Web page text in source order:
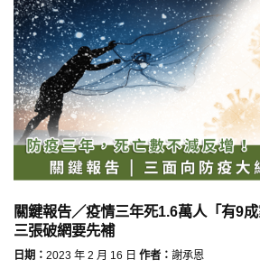
關鍵報告／疫情三年死1.6萬人「有9成
三張破網要先補
日期： 2023 年 2 月 16 日 作者： 謝承恩